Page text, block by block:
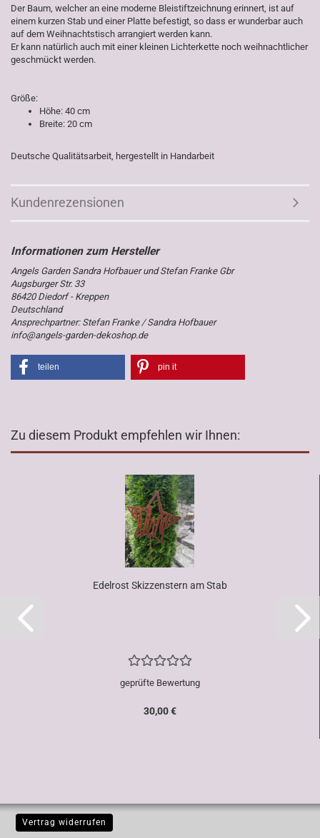
Der Baum, welcher an eine moderne Bleistiftzeichnung erinnert, ist auf
einem kurzen Stab und einer Platte befestigt, so dass er wunderbar auch
auf dem Weihnachtstisch arrangiert werden kann.
Er kann natürlich auch mit einer kleinen Lichterkette noch weihnachtlicher
geschmückt werden.
Größe:
Höhe: 40 cm
Breite: 20 cm
Deutsche Qualitätsarbeit, hergestellt in Handarbeit
Kundenrezensionen
Angels Garden Sandra Hofbauer und Stefan Franke Gbr
Augsburger Str. 33
86420 Diedorf - Kreppen
Deutschland
Ansprechpartner: Stefan Franke / Sandra Hofbauer
info@angels-garden-dekoshop.de
teilen pin it
Zu diesem Produkt empfehlen wir Ihnen:
Edelrost Skizzenstern am Stab
geprüfte Bewertung
30,00 €
Vertrag widerrufen